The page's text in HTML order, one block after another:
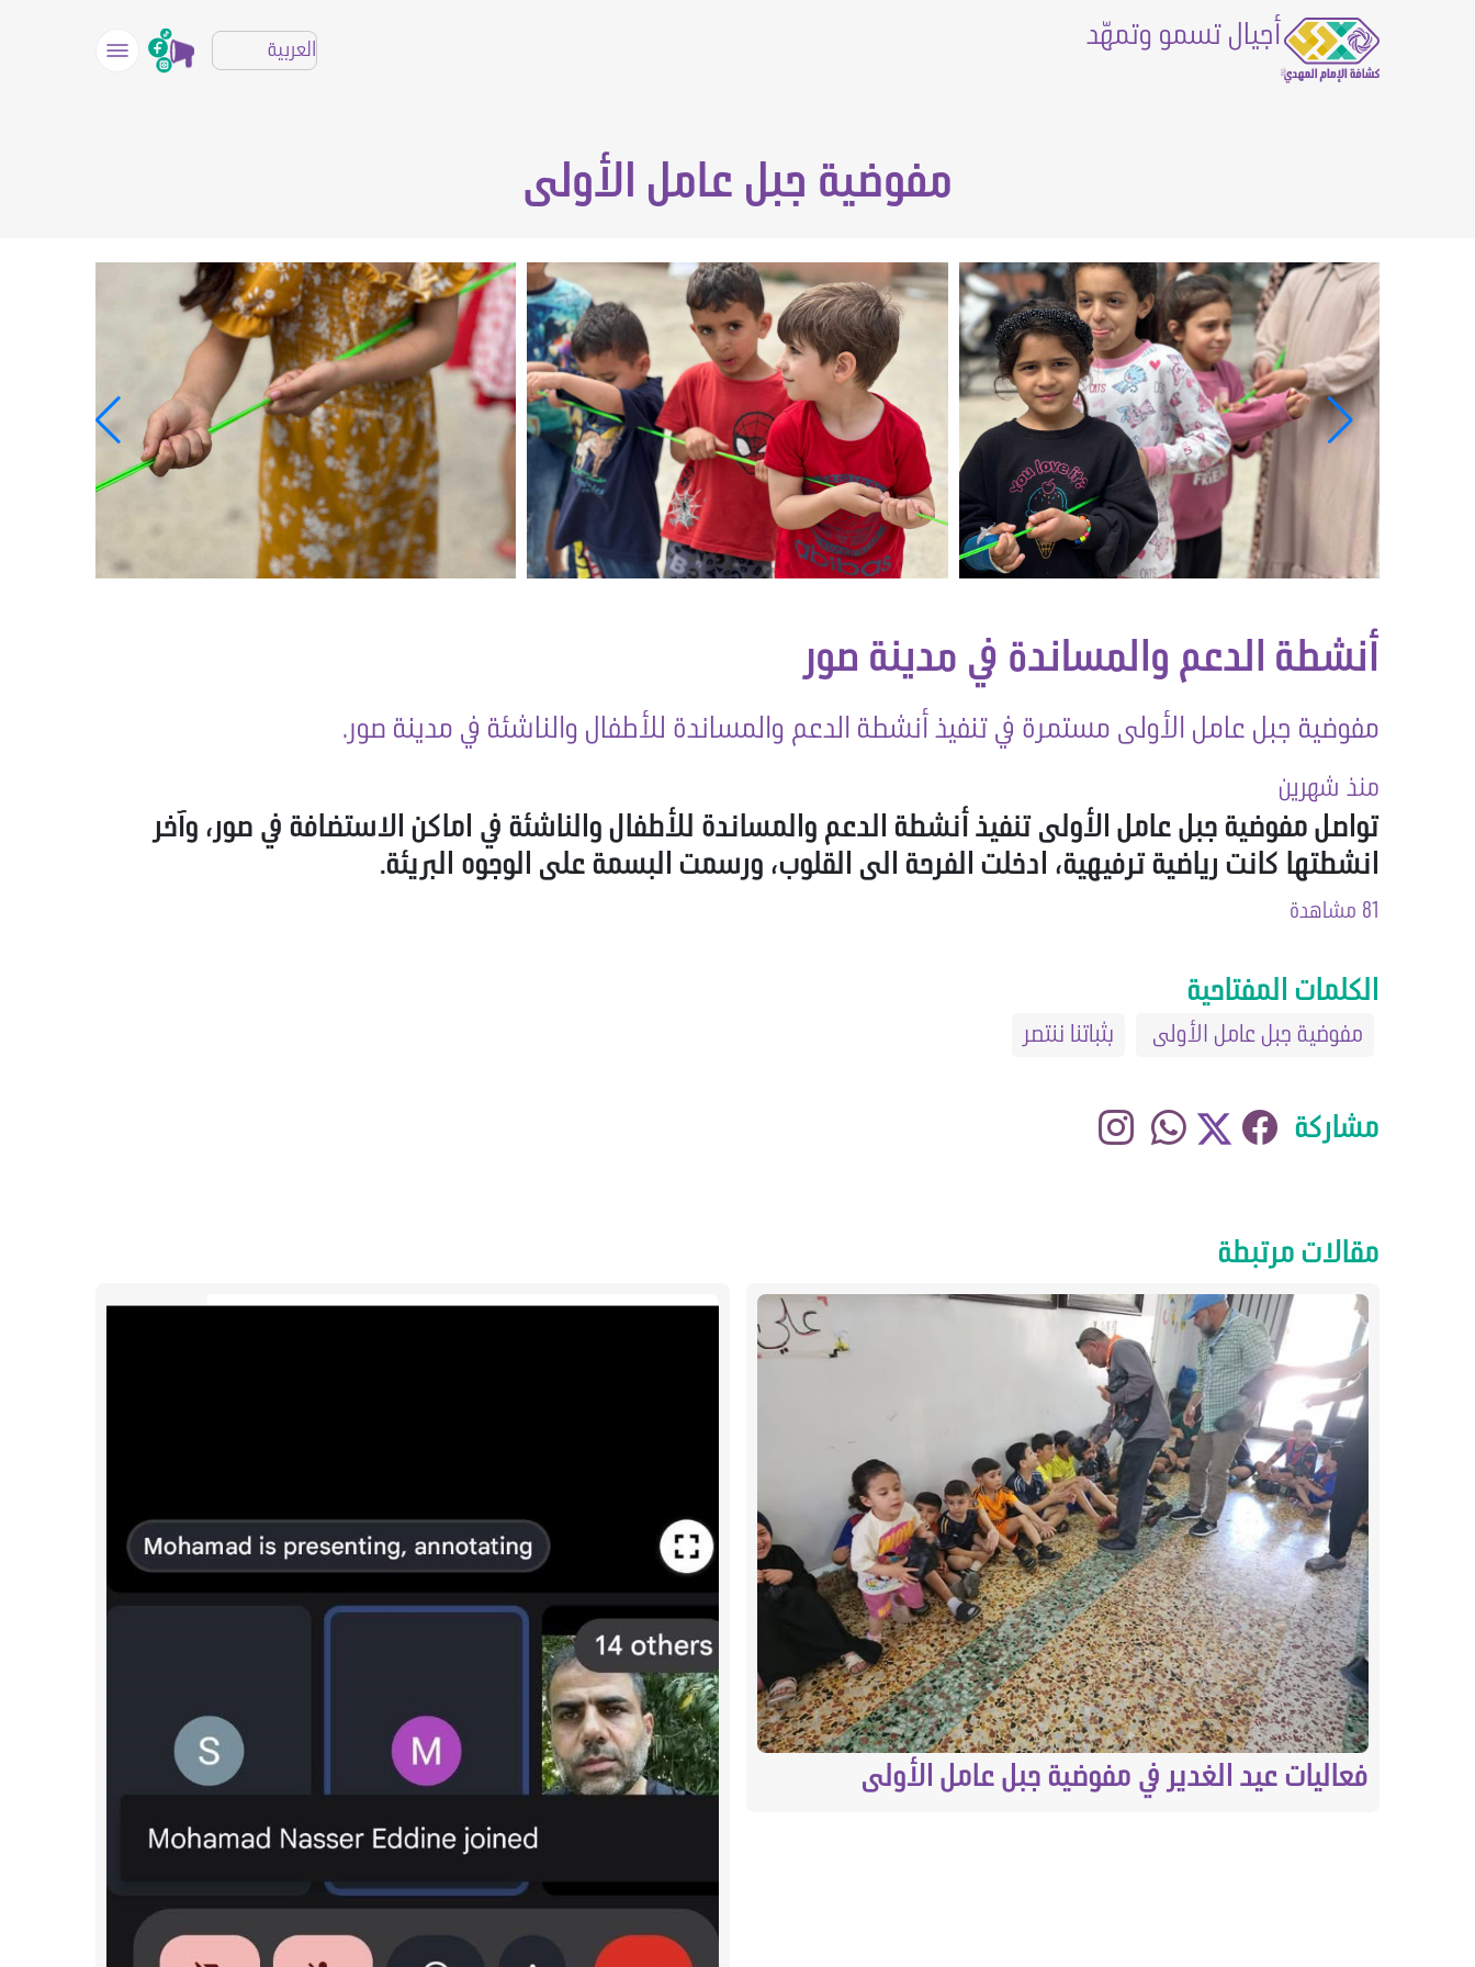
أجيال تسمو وتمهّد
مفوضية جبل عامل الأولى
أنشطة الدعم والمساندة في مدينة صور
مفوضية جبل عامل الأولى مستمرة في تنفيذ أنشطة الدعم والمساندة للأطفال والناشئة في مدينة صور.
منذ شهرين
تواصل مفوضية جبل عامل الأولى تنفيذ أنشطة الدعم والمساندة للأطفال والناشئة في اماكن الاستضافة في صور، وآخر
انشطتها كانت رياضية ترفيهية، ادخلت الفرحة الى القلوب، ورسمت البسمة على الوجوه البريئة.
81 مشاهدة
الكلمات المفتاحية
مفوضية جبل عامل الأولى بثباتنا ننتصر
مشاركة
مقالات مرتبطة
فعاليات عيد الغدير في مفوضية جبل عامل الأولى